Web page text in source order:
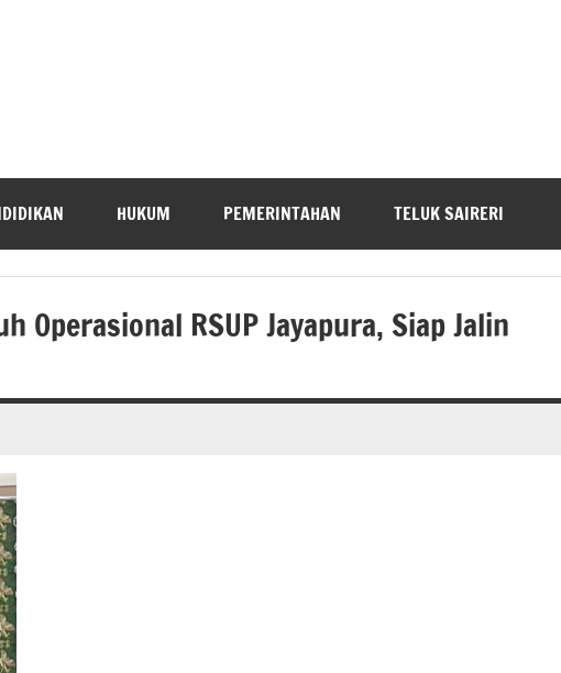
HUKUM PEMERINTAHAN TELUK SAIRERI
Operasional RSUP Jayapura, Siap Jalin